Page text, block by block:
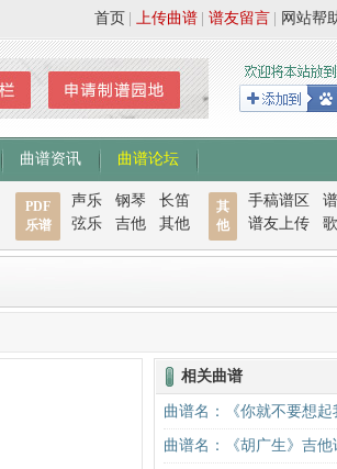
网站帮
谱友留言
上传曲谱
首页
曲谱资讯 曲谱论坛
PDF
乐谱
声乐 钢琴
长笛
弦乐
吉他 其他
其
他
手稿谱区
谱友上传
相关曲谱
曲谱名：《你就不要想起
谱C调简单版吉他谱
曲谱名：《胡广生》吉他